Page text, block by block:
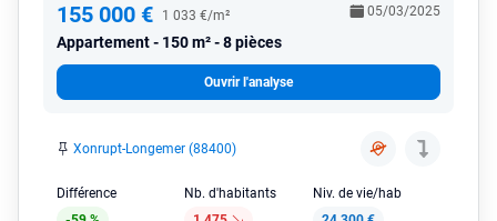
155 000 € 1 033 €/m²
Appartement 150 m² - 8 pièces
05/03/2025
Ouvrir l'analyse
Xonrupt-Longemer (88400)
Différence
Nb. d'habitants
Niv. de vie/hab